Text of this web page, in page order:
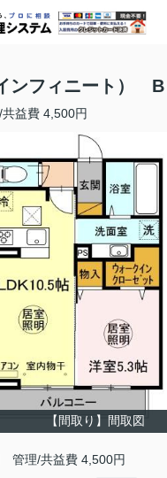
ンフィニート） B
益費 4,500円
【間取り】間取図
管理/共益費 4,500円